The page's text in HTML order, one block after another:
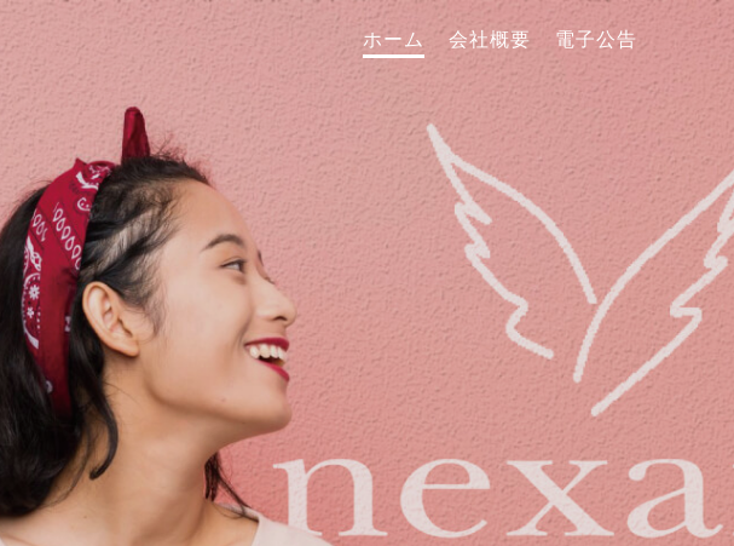
ホーム 会社概要 電子公告